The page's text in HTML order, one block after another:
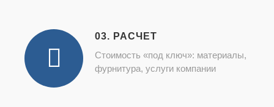
03. РАСЧЕТ
Стоимость «под ключ»: материалы,
фурнитура, услуги компании